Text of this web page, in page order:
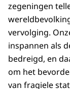
zegeningen
vervolging.
inspannen als
bedreigd, en
om het
van fragiele